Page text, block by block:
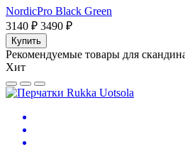
NordicPro Black Green
3140 ₽ 3490 ₽
Купить
Рекомендуемые товары для
Хит